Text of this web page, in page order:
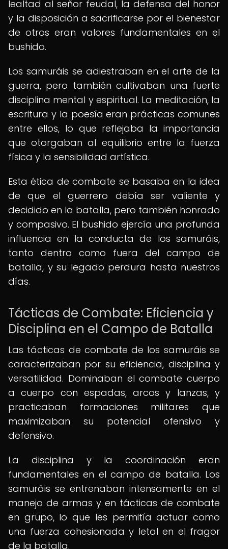
lealtad al señor feudal, la defensa del honor
y la disposición a sacrificarse por el bienestar
de otros eran valores fundamentales en el
bushido.
Los samuráis se adiestraban en el arte de la
guerra, pero también cultivaban una fuerte
disciplina mental y espiritual. La meditación, la
escritura y la poesía eran prácticas comunes
entre ellos, lo que reflejaba la importancia
que otorgaban al equilibrio entre la fuerza
física y la sensibilidad artística.
Esta ética de combate se basaba en la idea
de que el guerrero debía ser valiente y
decidido en la batalla, pero también honrado
y compasivo. El bushido ejercía una profunda
influencia en la conducta de los samuráis,
tanto dentro como fuera del campo de
batalla, y su legado perdura hasta nuestros
días.
Tácticas de Combate: Eficiencia y
Disciplina en el Campo de Batalla
Las tácticas de combate de los samuráis se
caracterizaban por su eficiencia, disciplina y
versatilidad. Dominaban el combate cuerpo
a cuerpo con espadas, arcos y lanzas, y
practicaban formaciones militares que
maximizaban su potencial ofensivo y
defensivo.
La disciplina y la coordinación eran
fundamentales en el campo de batalla. Los
samuráis se entrenaban intensamente en el
manejo de armas y en tácticas de combate
en grupo, lo que les permitía actuar como
una fuerza cohesionada y letal en el fragor
de la batalla.